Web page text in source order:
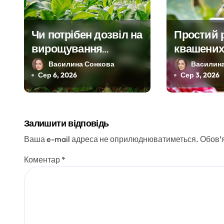
а
ц
я
з
п
Чи потрібен дозвіл на
вирощування
тютюну
Василина Сонкова
Сер 6, 2026
Простий
квашених
Сер 3, 2026
Залишити відповідь
Ваша e-mail адреса не оприлюднюватиметься.
Коментар *